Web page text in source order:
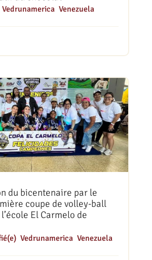
Vedrunamerica, Venezuela
du bicentenaire par le
coupe de volley-ball
El Carmelo de
, Vedrunamerica, Venezuela